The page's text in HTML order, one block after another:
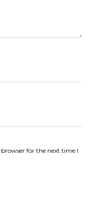
for the next time I